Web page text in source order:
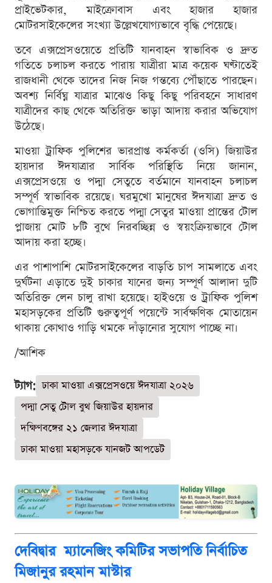
প্রাইভেটকার, মাইক্রোবাস এবং হাজার হাজার
মোটরসাইকেলের সংখ্যা উল্লেখযোগ্যভাবে বৃদ্ধি পেয়েছে।
তবে এক্সপ্রেসওয়েতে প্রতিটি যানবাহন স্বাভাবিক ও দ্রুত
গতিতে চলাচল করতে পারায় যাত্রীরা মাত্র কয়েক ঘণ্টাতেই
রাজধানী থেকে তাদের নিজ নিজ গন্তব্যে পৌঁছাতে পারছেন।
অবশ্য নির্বিঘ্ন যাত্রার মাঝেও কিছু কিছু পরিবহনে সাধারণ
যাত্রীদের কাছ থেকে অতিরিক্ত ভাড়া আদায় করার অভিযোগ
উঠেছে।
মাওয়া ট্রাফিক পুলিশের ভারপ্রাপ্ত কর্মকর্তা (ওসি) জিয়াউর
হায়দার ঈদযাত্রার সার্বিক পরিস্থিতি নিয়ে জানান,
এক্সপ্রেসওয়ে ও পদ্মা সেতুতে বর্তমানে যানবাহন চলাচল
সম্পূর্ণ স্বাভাবিক রয়েছে। ঘরমুখো মানুষের ঈদযাত্রা দ্রুত ও
ভোগান্তিমুক্ত নিশ্চিত করতে পদ্মা সেতুর মাওয়া প্রান্তের টোল
প্লাজায় মোট ৮টি বুথে নিরবচ্ছিন্ন ও স্বয়ংক্রিয়ভাবে টোল
আদায় করা হচ্ছে।
এর পাশাপাশি মোটরসাইকেলের বাড়তি চাপ সামলাতে এবং
দুর্ঘটনা এড়াতে দুই চাকার যানের জন্য সম্পূর্ণ আলাদা দুটি
অতিরিক্ত লেন চালু রাখা হয়েছে। হাইওয়ে ও ট্রাফিক পুলিশ
মহাসড়কের প্রতিটি গুরুত্বপূর্ণ পয়েন্টে সার্বক্ষণিক মোতায়েন
থাকায় কোথাও গাড়ি থমকে দাঁড়ানোর সুযোগ পাচ্ছে না।
/আশিক
ট্যাগ: ঢাকা মাওয়া এক্সপ্রেসওয়ে ঈদযাত্রা ২০২৬
পদ্মা সেতু টোল বুথ জিয়াউর হায়দার
দক্ষিণবঙ্গের ২১ জেলার ঈদযাত্রা
ঢাকা মাওয়া মহাসড়কে যানজট আপডেট
দেবিদ্বার ম্যানেজিং কমিটির সভাপতি নির্বাচিত
মিজানুর রহমান মাস্টার